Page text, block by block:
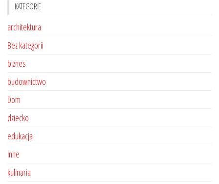
KATEGORIE
architektura
Bez kategorii
biznes
budownictwo
Dom
dziecko
edukacja
inne
kulinaria